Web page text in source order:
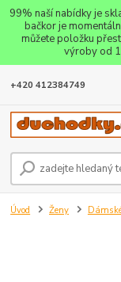
99% naší nabídky je
bačkor je
můžete položku
výroby od
+420 412384749
Úvod Ženy